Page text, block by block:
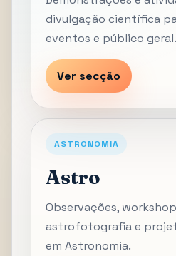
divulgação científica
eventos e público geral.
Ver secção
ASTRONOMIA
Astro
Observações,
astrofotografia e
em Astronomia.